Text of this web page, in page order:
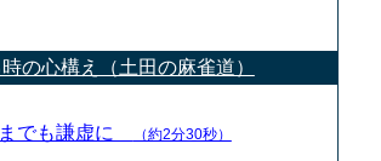
の心構え（土田の麻雀道）
でも謙虚に （約2分30秒）